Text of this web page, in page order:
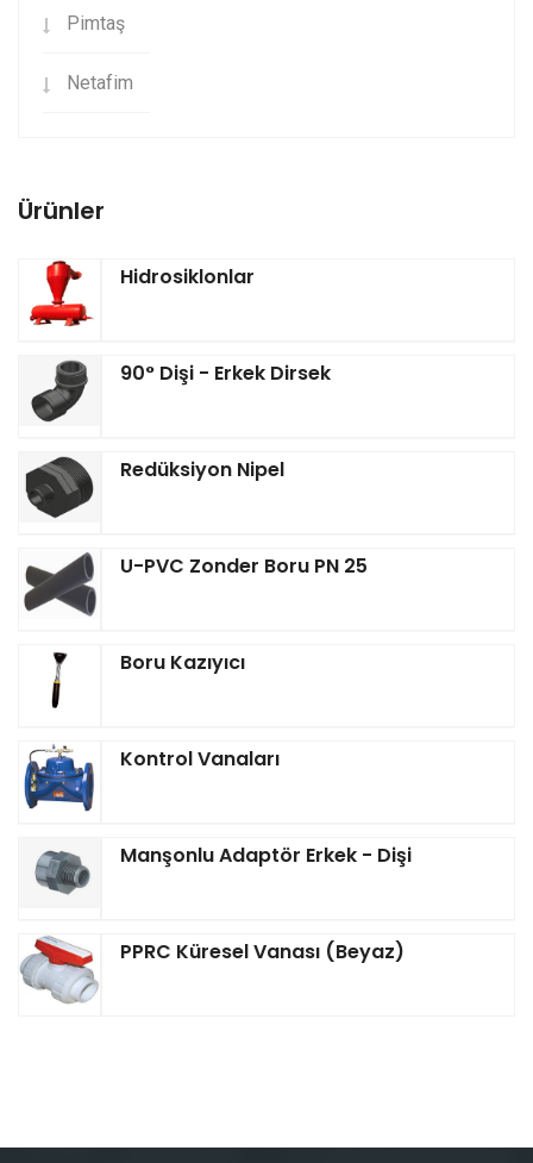
Pimtaş
Netafim
Ürünler
Hidrosiklonlar
90° Dişi - Erkek Dirsek
Redüksiyon Nipel
U-PVC Zonder Boru PN 25
Boru Kazıyıcı
Kontrol Vanaları
Manşonlu Adaptör Erkek - Dişi
PPRC Küresel Vanası (Beyaz)